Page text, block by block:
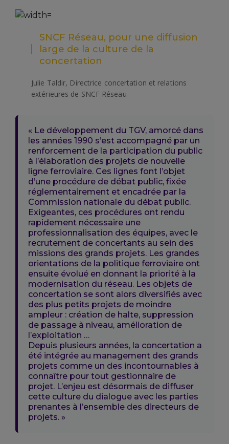
SNCF Réseau, pour une diffusion
large de la culture de la
concertation
Julie Taldir, Directrice concertation et relations
extérieures de SNCF Réseau
« Le développement du TGV, amorcé dans
les années 1990 s’est accompagné par un
renforcement de la participation du public
à l’élaboration des projets de nouvelle
ligne ferroviaire. Ces lignes font l’objet
d’une procédure de débat public, fixée
réglementairement et encadrée par la
Commission nationale du débat public.
Exigeantes, ces procédures ont rendu
rapidement nécessaire une
professionnalisation des équipes, avec le
recrutement de concertants au sein des
missions des grands projets. Les grandes
orientations de la politique ferroviaire ont
ensuite évolué en donnant la priorité à la
modernisation du réseau. Les objets de
concertation se sont alors diversifiés avec
des plus petits projets de moindre
ampleur : création de halte, suppression
de passage à niveau, amélioration de
l’exploitation …
Depuis plusieurs années, la concertation a
été intégrée au management des grands
projets comme un des incontournables à
connaître pour tout gestionnaire de
projet. L’enjeu est désormais de diffuser
cette culture du dialogue avec les parties
prenantes à l’ensemble des directeurs de
projets. »